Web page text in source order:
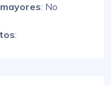
: No
: